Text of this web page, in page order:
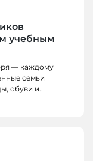
учебным
— каждому
семьи
обуви и..